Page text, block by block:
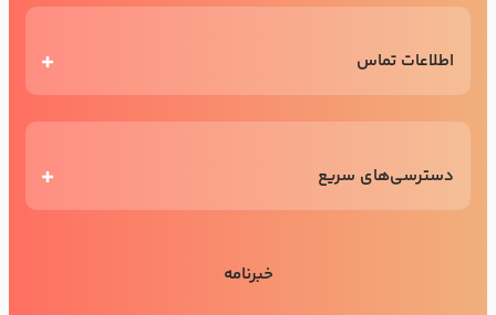
اطلاعات تماس
دسترسی‌های سریع
خبرنامه